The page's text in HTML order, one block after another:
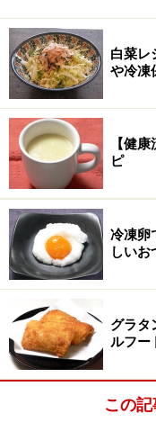
Amazonで
楽天市場で
白菜レ
や冷凍
【健
ピ
冷凍卵
しいお
グラタ
ルフー
この